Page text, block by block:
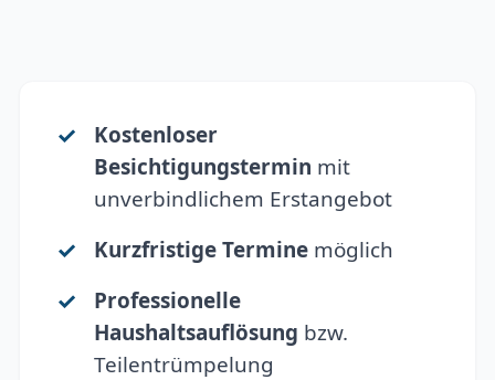
Kostenloser
Besichtigungstermin mit
unverbindlichem Erstangebot
Kurzfristige Terminemöglich
Professionelle
Haushaltsauflösung bzw.
Teilentrümpelung